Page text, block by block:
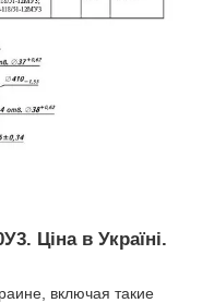
. Ціна в Україні.
включая такие